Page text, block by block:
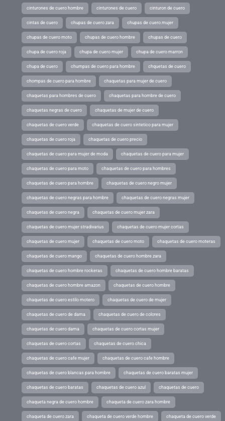
cinturones de cuero hombre cinturones de cuero cinturon de cuero
cintas de cuero chupas de cuero zara chupas de cuero mujer
chupas de cuero moto chupas de cuero hombre chupas de cuero
chupa de cuero roja chupa de cuero mujer chupa de cuero marron
chupa de cuero chumpas de cuero para hombre chquetas de cuero
chompas de cuero para hombre chaquetas para mujer de cuero
chaquetas para hombres de cuero chaquetas para hombre de cuero
chaquetas negras de cuero chaquetas de mujer de cuero
chaquetas de cuero verde chaquetas de cuero sintetico para mujer
chaquetas de cuero roja chaquetas de cuero precio
chaquetas de cuero para mujer de moda chaquetas de cuero para mujer
chaquetas de cuero para moto chaquetas de cuero para hombres
chaquetas de cuero para hombre chaquetas de cuero negro mujer
chaquetas de cuero negras para hombre chaquetas de cuero negras mujer
chaquetas de cuero negra chaquetas de cuero mujer zara
chaquetas de cuero mujer stradivarius chaquetas de cuero mujer cortas
chaquetas de cuero mujer chaquetas de cuero moto chaquetas de cuero moteras
chaquetas de cuero mango chaquetas de cuero hombre zara
chaquetas de cuero hombre rockeras chaquetas de cuero hombre baratas
chaquetas de cuero hombre amazon chaquetas de cuero hombre
chaquetas de cuero estilo motero chaquetas de cuero de mujer
chaquetas de cuero de dama chaquetas de cuero de colores
chaquetas de cuero dama chaquetas de cuero cortas mujer
chaquetas de cuero cortas chaquetas de cuero chica
chaquetas de cuero cafe mujer chaquetas de cuero cafe hombre
chaquetas de cuero blancas para hombre chaquetas de cuero baratas mujer
chaquetas de cuero baratas chaquetas de cuero azul chaquetas de cuero
chaqueta negra de cuero hombre chaqueta de cuero zara hombre
chaqueta de cuero zara chaqueta de cuero verde hombre chaqueta de cuero verde